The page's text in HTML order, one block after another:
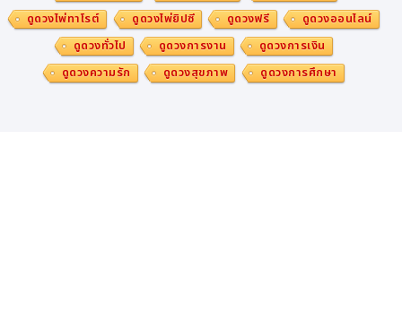
ดูดวงไพ่ทาโรต์
ดูดวงไพ่ยิปซี ดูดวงฟรี
ดูดวงออนไลน์
ดูดวงทั่วไป
ดูดวงการงาน
ดูดวงการเงิน
ดูดวงความรัก
ดูดวงสุขภาพ ดูดวงการศึกษา